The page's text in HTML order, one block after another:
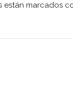
están marcados